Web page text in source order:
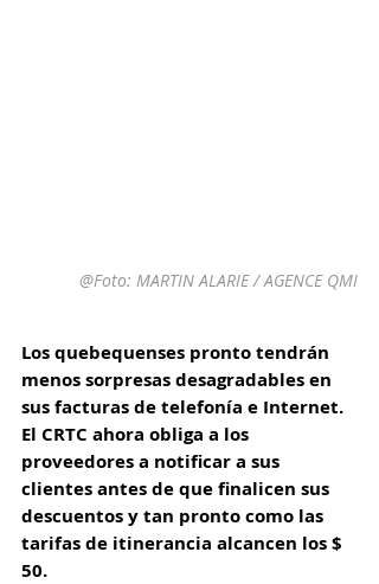
@Foto: MARTIN ALARIE / AGENCE QMI
Los quebequenses pronto tendrán
menos sorpresas desagradables en
sus facturas de telefonía e Internet.
El CRTC ahora obliga a los
proveedores a notificar a sus
clientes antes de que finalicen sus
descuentos y tan pronto como las
tarifas de itinerancia alcancen los $
50.